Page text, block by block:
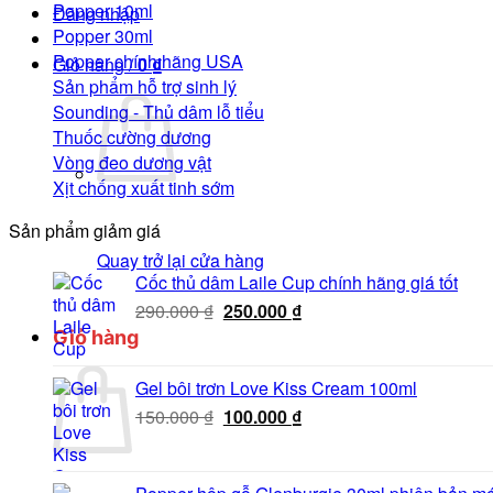
Đăng nhập
Giỏ hàng /0₫
Quay trở lại cửa hàng
Giỏ hàng
Popper 10ml
Popper 30ml
Popper chính hãng USA
Sản phẩm hỗ trợ sinh lý
Sounding - Thủ dâm lỗ tiểu
Thuốc cường dương
Vòng đeo dương vật
Xịt chống xuất tinh sớm
Sản phẩm giảm giá
Cốc thủ dâm Laile Cup chính hãng giá tốt
290.000₫ Giá
290.000 ₫.
250.000 ₫Giá
là:
250.000 ₫.
Gel bôi trơn Love Kiss Cream 100ml
150.000₫ Giá
150.000 ₫.
100.000 ₫Giá
là: